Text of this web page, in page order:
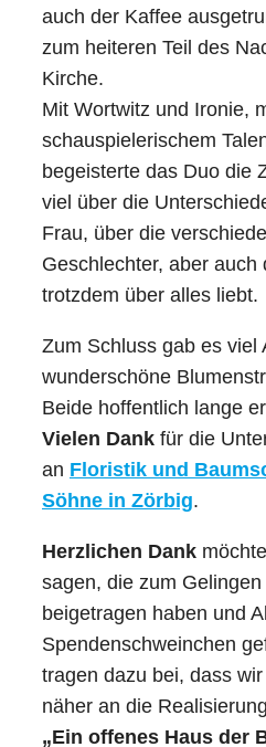
auch der Kaffee
zum heiteren Teil des
Kirche.
Mit Wortwitz und Ironie,
schauspielerischem
begeisterte das Duo die
viel über die
Frau, über die
Geschlechter, aber auch
trotzdem über alles liebt.
Zum Schluss gab es viel
wunderschöne
Beide hoffentlich lange
Vielen Dank für die
an Floristik und
Söhne in Zörbig.
Herzlichen Dank
sagen, die zum
beigetragen haben und
Spendenschweinchen
tragen dazu bei, dass
näher an die
„Ein offenes Haus der